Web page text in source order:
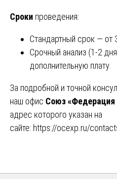
Сроки проведения:
Стандартный срок — от
Срочный анализ (1-2
дополнительную плату.
За подробной и точной
наш офис Союз «Федерация
адрес которого указан на
сайте: https://ocexp.ru/